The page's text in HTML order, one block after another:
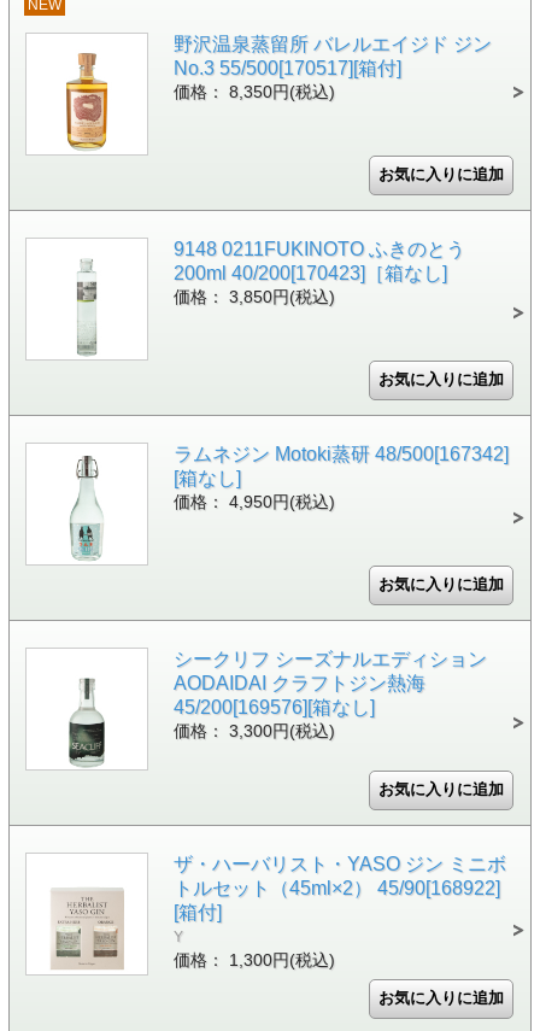
NEW
野沢温泉蒸留所 バレルエイジド ジン
No.3 55/500[170517][箱付]
価格： 8,350円(税込)
9148 0211FUKINOTO ふきのとう
200ml 40/200[170423]［箱なし]
価格： 3,850円(税込)
ラムネジン Motoki蒸研 48/500[167342]
[箱なし]
価格： 4,950円(税込)
シークリフ シーズナルエディション
AODAIDAI クラフトジン熱海
45/200[169576][箱なし]
価格： 3,300円(税込)
ザ・ハーバリスト・YASO ジン ミニボ
トルセット（45ml×2） 45/90[168922]
[箱付]
Y
価格： 1,300円(税込)